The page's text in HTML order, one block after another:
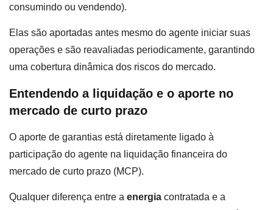
consumindo ou vendendo).
Elas são aportadas antes mesmo do agente iniciar suas
operações e são reavaliadas periodicamente, garantindo
uma cobertura dinâmica dos riscos do mercado.
Entendendo a liquidação e o aporte no
mercado de curto prazo
O aporte de garantias está diretamente ligado à
participação do agente na liquidação financeira do
mercado de curto prazo (MCP).
Qualquer diferença entre a energia contratada e a